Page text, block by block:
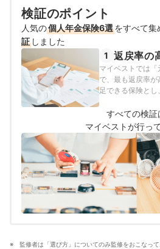
保険・株式投資などの金融
済を専門に解説コンテンツ
Yahoo!ファイナンスで借入
大島凱斗のプロフィール
検証のポイント
人気の個人年金保険6選をすべて集
証 しました
1 返戻率の
マイベストでは
で、最も返戻率
足できる保険と
のランキングは
歳まで積み立てた
して作成していま
証軸が占める割
の評価は、平均
3.00点でした。
もとに検証を行な
すべての検証
マイベストが行っ
監修者は「選び方」についてのみ監修をおこなっ